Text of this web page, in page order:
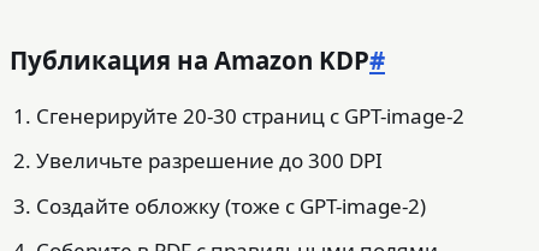
Публикация на Amazon KDP#
Сгенерируйте 20-30 страниц с GPT-image-2
Увеличьте разрешение до 300 DPI
Создайте обложку (тоже с GPT-image-2)